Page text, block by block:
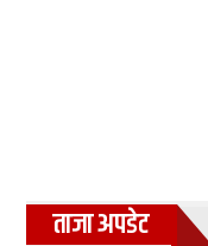
ताजा अपडेट